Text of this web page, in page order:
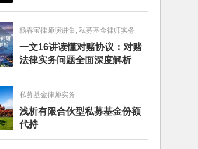
杨春宝律师演讲集, 私募基金律师实务
一文16讲读懂对赌协议：对赌
法律实务问题全面深度解析
私募基金律师实务
浅析有限合伙型私募基金份额
代持